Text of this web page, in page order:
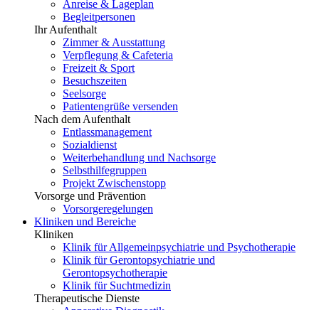
Anreise & Lageplan
Begleitpersonen
Ihr Aufenthalt
Zimmer & Ausstattung
Verpflegung & Cafeteria
Freizeit & Sport
Besuchszeiten
Seelsorge
Patientengrüße versenden
Nach dem Aufenthalt
Entlassmanagement
Sozialdienst
Weiterbehandlung und Nachsorge
Selbsthilfegruppen
Projekt Zwischenstopp
Vorsorge und Prävention
Vorsorgeregelungen
Kliniken und Bereiche
Kliniken
Klinik für Allgemeinpsychiatrie und Psychotherapie
Klinik für Gerontopsychiatrie und
Gerontopsychotherapie
Klinik für Suchtmedizin
Therapeutische Dienste